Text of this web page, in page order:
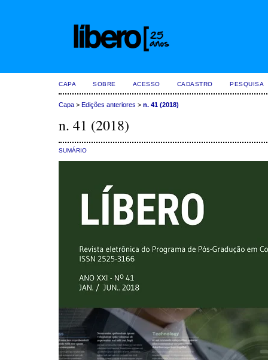
CAPA SOBRE ACESSO CADASTRO PESQUISA
Capa > Edições anteriores > n. 41 (2018)
n. 41 (2018)
SUMÁRIO